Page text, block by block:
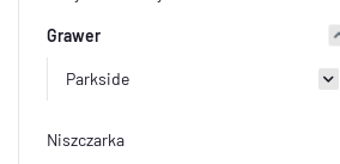
Grawer
Parkside
Niszczarka